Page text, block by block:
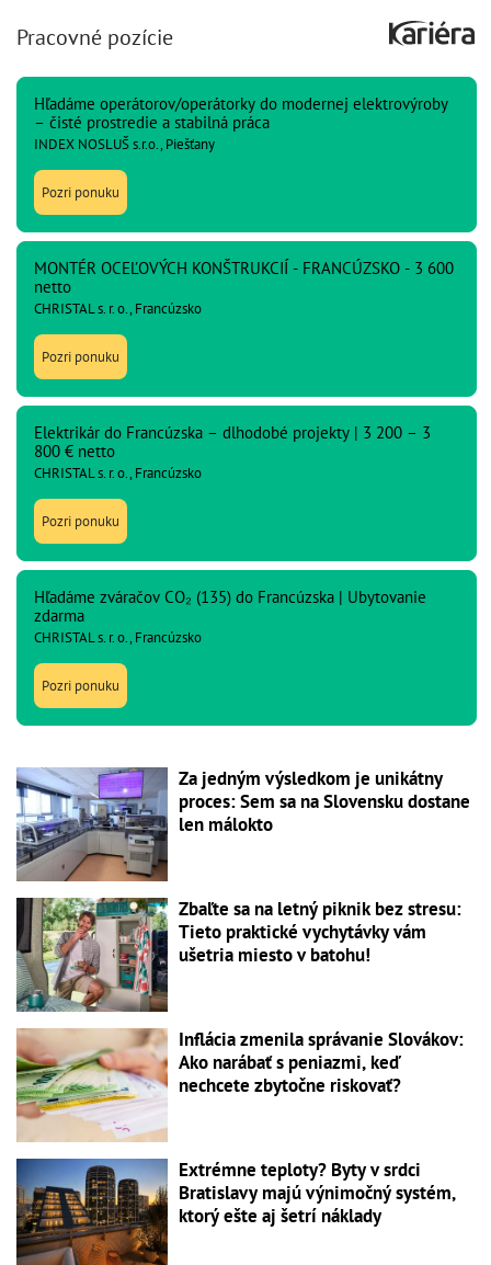
Pracovné pozície
Hľadáme operátorov/operátorky do modernej elektrovýroby
– čisté prostredie a stabilná práca
INDEX NOSLUŠ s.r.o., Piešťany
Pozri ponuku
MONTÉR OCEĽOVÝCH KONŠTRUKCIÍ - FRANCÚZSKO - 3 600
netto
CHRISTAL s. r. o., Francúzsko
Pozri ponuku
Elektrikár do Francúzska – dlhodobé projekty | 3 200 – 3
800 € netto
CHRISTAL s. r. o., Francúzsko
Pozri ponuku
Hľadáme zváračov CO₂ (135) do Francúzska | Ubytovanie
zdarma
CHRISTAL s. r. o., Francúzsko
Pozri ponuku
Za jedným výsledkom je unikátny
proces: Sem sa na Slovensku dostane
len málokto
Zbaľte sa na letný piknik bez stresu:
Tieto praktické vychytávky vám
ušetria miesto v batohu!
Inflácia zmenila správanie Slovákov:
Ako narábať s peniazmi, keď
nechcete zbytočne riskovať?
Extrémne teploty? Byty v srdci
Bratislavy majú výnimočný systém,
ktorý ešte aj šetrí náklady